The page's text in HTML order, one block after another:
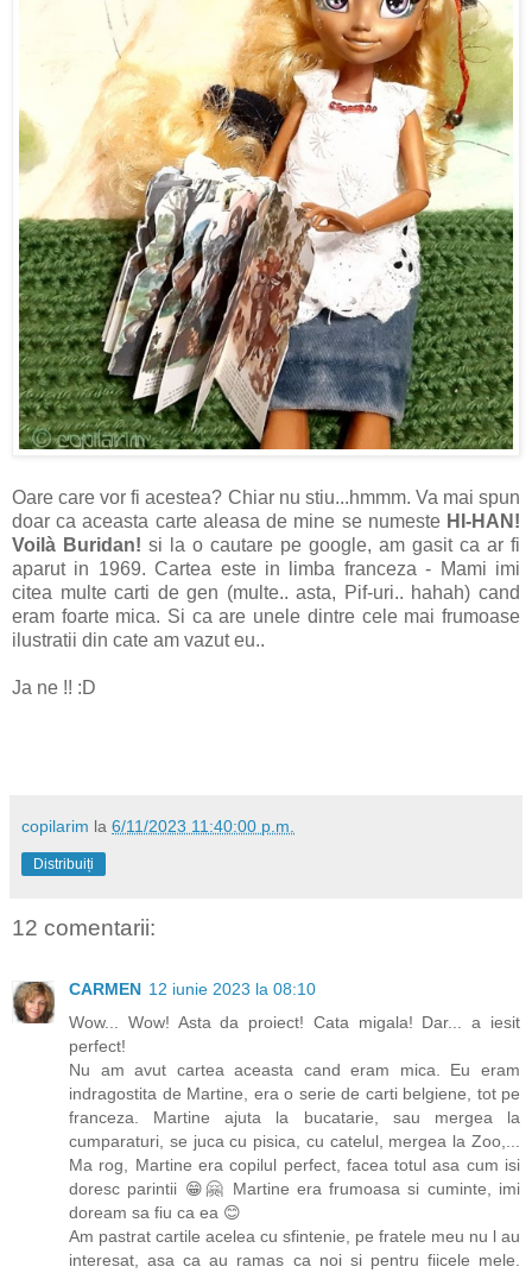
Oare care vor fi acestea? Chiar nu stiu...hmmm. Va mai spun
doar ca aceasta carte aleasa de mine se numeste HI-HAN!
Voilà Buridan! si la o cautare pe google, am gasit ca ar fi
aparut in 1969. Cartea este in limba franceza - Mami imi
citea multe carti de gen (multe.. asta, Pif-uri.. hahah) cand
eram foarte mica. Si ca are unele dintre cele mai frumoase
ilustratii din cate am vazut eu..
Ja ne !! :D
copilarim la 6/11/2023 11:40:00 p.m.
Distribuiți
12 comentarii:
CARMEN 12 iunie 2023 la 08:10
Wow... Wow! Asta da proiect! Cata migala! Dar... a iesit
perfect!
Nu am avut cartea aceasta cand eram mica. Eu eram
indragostita de Martine, era o serie de carti belgiene, tot pe
franceza. Martine ajuta la bucatarie, sau mergea la
cumparaturi, se juca cu pisica, cu catelul, mergea la Zoo,...
Ma rog, Martine era copilul perfect, facea totul asa cum isi
doresc parintii 😁🤗 Martine era frumoasa si cuminte, imi
doream sa fiu ca ea 😊
Am pastrat cartile acelea cu sfintenie, pe fratele meu nu l au
interesat, asa ca au ramas ca noi si pentru fiicele mele.